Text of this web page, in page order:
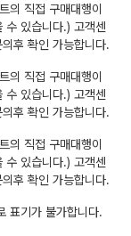
의 직접 구매대행이
수 있습니다.) 고객센
후 확인 가능합니다.
의 직접 구매대행이
수 있습니다.) 고객센
후 확인 가능합니다.
의 직접 구매대행이
수 있습니다.) 고객센
후 확인 가능합니다.
표기가 불가합니다.